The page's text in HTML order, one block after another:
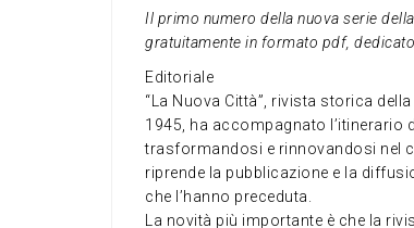
Il primo numero della nuova serie
gratuitamente in formato pdf,
Editoriale
“La Nuova Città”, rivista storica
1945, ha accompagnato l’itinerario
trasformandosi e rinnovandosi nel
riprende la pubblicazione e la
che l’hanno preceduta.
La novità più importante è che la